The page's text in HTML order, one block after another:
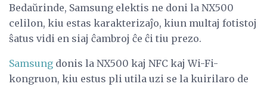
Bedaŭrinde, Samsung elektis ne doni la NX500
celilon, kiu estas karakterizaĵo, kiun multaj fotistoj
ŝatus vidi en siaj ĉambroj ĉe ĉi tiu prezo.
Samsung donis la NX500 kaj NFC kaj Wi-Fi-
kongruon, kiu estus pli utila uzi se la kuirilaro de